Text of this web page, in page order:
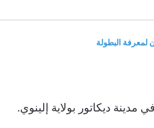
لمعرفة البطولة
ديكاتور بولاية إلينوي.